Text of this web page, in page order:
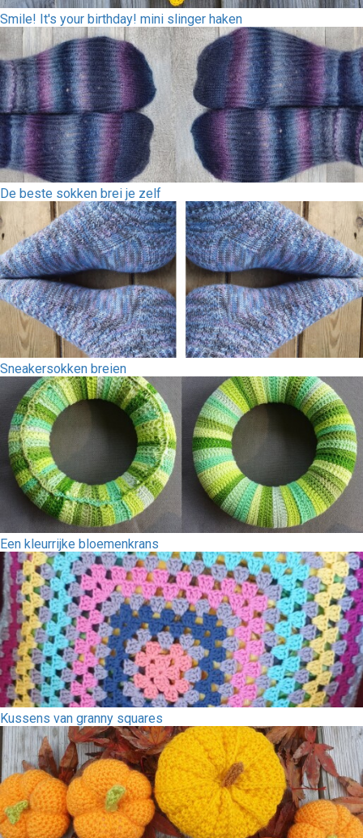
Smile! It's your birthday! mini slinger haken
De beste sokken brei je zelf
Sneakersokken breien
Een kleurrijke bloemenkrans
Kussens van granny squares